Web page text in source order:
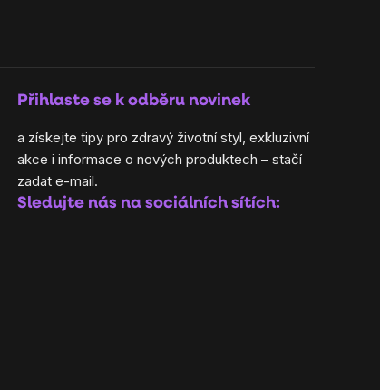
Přihlaste se k odběru novinek
a získejte tipy pro zdravý životní styl, exkluzivní
akce i informace o nových produktech – stačí
zadat e-mail.
Sledujte nás na sociálních sítích: